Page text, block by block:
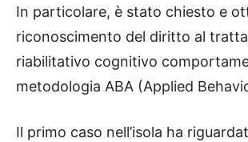
In particolare, è stato chiesto e
riconoscimento del diritto al
riabilitativo cognitivo
metodologia ABA (Applied
Il primo caso nell’isola ha